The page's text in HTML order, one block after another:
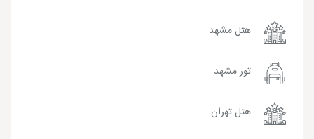
هتل مشهد
تور مشهد
هتل تهران